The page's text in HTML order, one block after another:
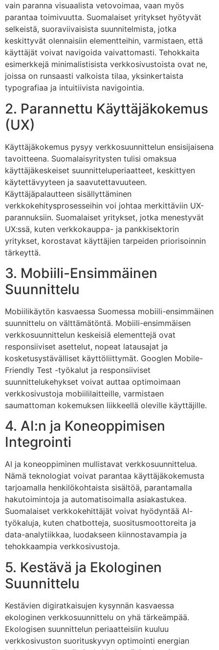
vain paranna visuaalista vetovoimaa, vaan myös
parantaa toimivuutta. Suomalaiset yritykset hyötyvät
selkeistä, suoraviivaisista suunnitelmista, jotka
keskittyvät olennaisiin elementteihin, varmistaen, että
käyttäjät voivat navigoida vaivattomasti. Tehokkaita
esimerkkejä minimalistisista verkkosivustoista ovat ne,
joissa on runsaasti valkoista tilaa, yksinkertaista
typografiaa ja intuitiivista navigointia.
2. Parannettu Käyttäjäkokemus
(UX)
Käyttäjäkokemus pysyy verkkosuunnittelun ensisijaisena
tavoitteena. Suomalaisyritysten tulisi omaksua
käyttäjäkeskeiset suunnitteluperiaatteet, keskittyen
käytettävyyteen ja saavutettavuuteen.
Käyttäjäpalautteen sisällyttäminen
verkkokehitysprosesseihin voi johtaa merkittäviin UX-
parannuksiin. Suomalaiset yritykset, jotka menestyvät
UX:ssä, kuten verkkokauppa- ja pankkisektorin
yritykset, korostavat käyttäjien tarpeiden priorisoinnin
tärkeyttä.
3. Mobiili-Ensimmäinen
Suunnittelu
Mobiilikäytön kasvaessa Suomessa mobiili-ensimmäinen
suunnittelu on välttämätöntä. Mobiili-ensimmäisen
verkkosuunnittelun keskeisiä elementtejä ovat
responsiiviset asettelut, nopeat latausajat ja
kosketusystävälliset käyttöliittymät. Googlen Mobile-
Friendly Test -työkalut ja responsiiviset
suunnittelukehykset voivat auttaa optimoimaan
verkkosivustoja mobiililaitteille, varmistaen
saumattoman kokemuksen liikkeellä oleville käyttäjille.
4. AI:n ja Koneoppimisen
Integrointi
AI ja koneoppiminen mullistavat verkkosuunnittelua.
Nämä teknologiat voivat parantaa käyttäjäkokemusta
tarjoamalla henkilökohtaista sisältöä, parantamalla
hakutoimintoja ja automatisoimalla asiakastukea.
Suomalaiset verkkokehittäjät voivat hyödyntää AI-
työkaluja, kuten chatbotteja, suositusmoottoreita ja
data-analytiikkaa, luodakseen kiinnostavampia ja
tehokkaampia verkkosivustoja.
5. Kestävä ja Ekologinen
Suunnittelu
Kestävien digiratkaisujen kysynnän kasvaessa
ekologinen verkkosuunnittelu on yhä tärkeämpää.
Ekologisen suunnittelun periaatteisiin kuuluu
verkkosivuston suorituskyvyn optimointi energian